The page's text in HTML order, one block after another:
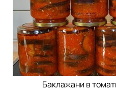
Баклажани в